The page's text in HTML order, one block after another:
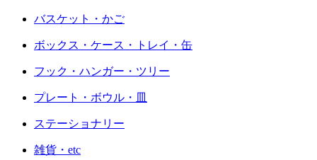
バスケット・かご
ボックス・ケース・トレイ・缶
フック・ハンガー・ツリー
プレート・ボウル・皿
ステーショナリー
雑貨・etc